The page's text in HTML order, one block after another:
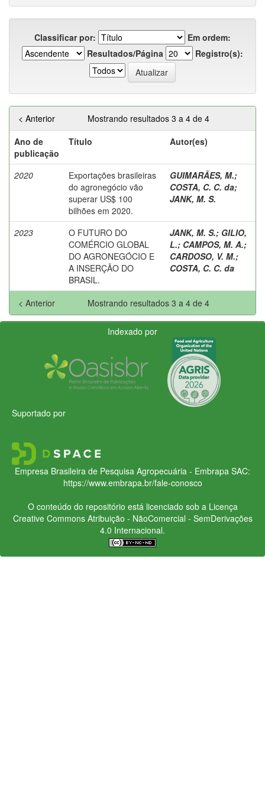
Classificar por:
Em ordem:
Resultados/Página
Registro(s):
Mostrando resultados 3 a 4 de 4
< Anterior
Ano de
publicação
Título Autor(es)
2020
Exportações brasileiras
do agronegócio vão
superar US$ 100
bilhões em 2020.
GUIMARÃES, M.;
COSTA, C. C. da;
JANK, M. S.
2023
O FUTURO DO
COMÉRCIO GLOBAL
DO AGRONEGÓCIO E
A INSERÇÃO DO
BRASIL.
JANK, M. S.; GILIO,
L.; CAMPOS, M. A.;
CARDOSO, V. M.;
COSTA, C. C. da
Mostrando resultados 3 a 4 de 4
< Anterior
Indexado por
Suportado por
Empresa Brasileira de Pesquisa Agropecuária - Embrapa SAC:
https://www.embrapa.br/fale-conosco
O conteúdo do repositório está licenciado sob a Licença
Creative CommonsAtribuição - NãoComercial - SemDerivações
4.0 Internacional.